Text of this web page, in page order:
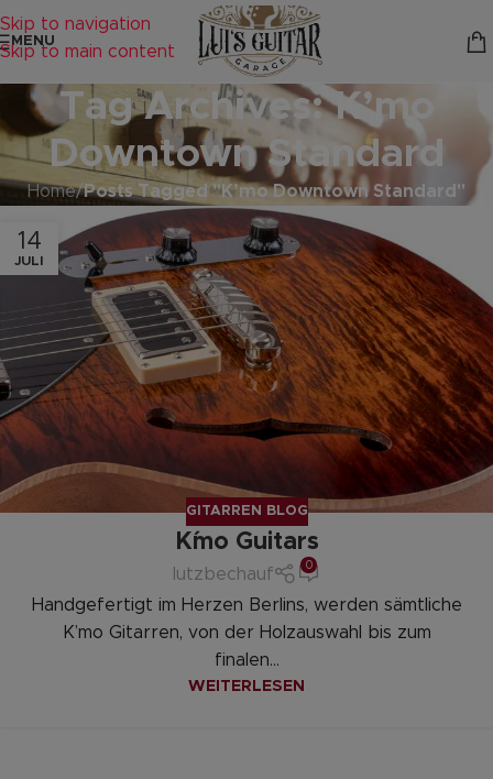
Skip to navigation
Skip to main content
MENU
Tag Archives: K’mo
Downtown Standard
Home/Posts Tagged "K’mo Downtown Standard"
14
JULI
GITARREN BLOG
K´mo Guitars
lutzbechauf
0
Handgefertigt im Herzen Berlins, werden sämtliche
K’mo Gitarren, von der Holzauswahl bis zum
finalen...
WEITERLESEN